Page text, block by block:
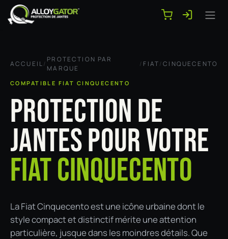
Se rendre au contenu
ACCUEIL/
PROTECTION PAR
MARQUE
/ FIAT/CINQUECENTO
COMPATIBLE FIAT CINQUECENTO
PROTECTION DE
JANTES POUR VOTRE
FIAT CINQUECENTO
La Fiat Cinquecento est une icône urbaine dont le
style compact et distinctif mérite une attention
particulière, jusque dans les moindres détails. Que